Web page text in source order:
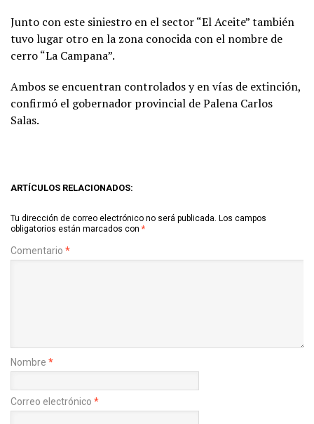
Junto con este siniestro en el sector “El Aceite” también
tuvo lugar otro en la zona conocida con el nombre de
cerro “La Campana”.
Ambos se encuentran controlados y en vías de extinción,
confirmó el gobernador provincial de Palena Carlos
Salas.
ARTÍCULOS RELACIONADOS:
Tu dirección de correo electrónico no será publicada. Los campos
obligatorios están marcados con *
Comentario *
Nombre *
Correo electrónico *